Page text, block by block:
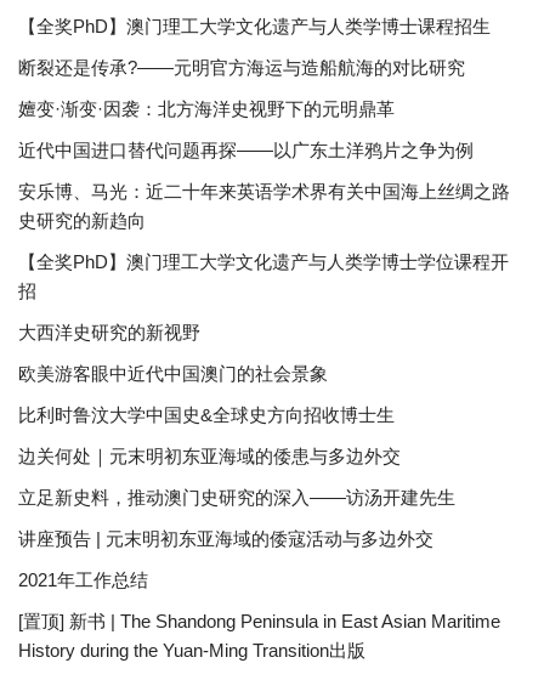
【全奖PhD】澳门理工大学文化遗产与人类学博士课程招生
断裂还是传承?——元明官方海运与造船航海的对比研究
嬗变·渐变·因袭：北方海洋史视野下的元明鼎革
近代中国进口替代问题再探——以广东土洋鸦片之争为例
安乐博、马光：近二十年来英语学术界有关中国海上丝绸之路
史研究的新趋向
【全奖PhD】澳门理工大学文化遗产与人类学博士学位课程开
招
大西洋史研究的新视野
欧美游客眼中近代中国澳门的社会景象
比利时鲁汶大学中国史&全球史方向招收博士生
边关何处｜元末明初东亚海域的倭患与多边外交
立足新史料，推动澳门史研究的深入——访汤开建先生
讲座预告 | 元末明初东亚海域的倭寇活动与多边外交
2021年工作总结
[置顶] 新书 | The Shandong Peninsula in East Asian Maritime
History during the Yuan-Ming Transition出版